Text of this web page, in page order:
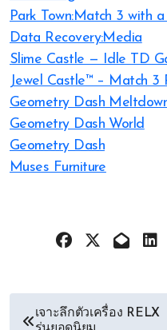
Park Town:Match 3 with
Data Recovery:Media
Slime Castle — Idle TD
Jewel Castle™ – Match 3
Geometry Dash
Geometry Dash World
Geometry Dash
Muses Furniture
文เจาะลึกตัวเครื่อง RELX